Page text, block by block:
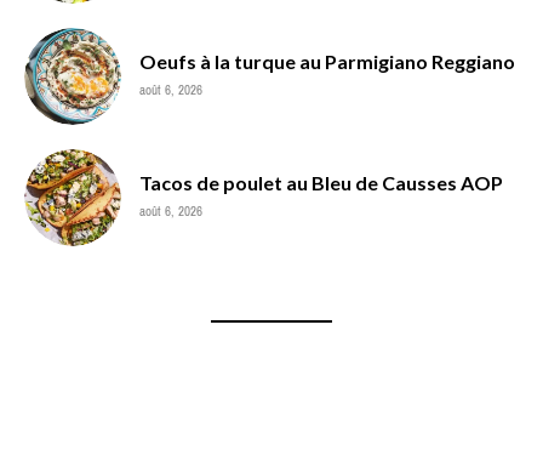
Oeufs à la turque au Parmigiano Reggiano
août 6, 2026
Tacos de poulet au Bleu de Causses AOP
août 6, 2026